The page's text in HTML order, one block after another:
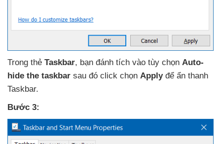
Trong thẻ Taskbar, bạn đánh tích vào tùy chọn Auto-
hide the taskbar sau đó click chọn Apply để ẩn thanh
Taskbar.
Bước 3: